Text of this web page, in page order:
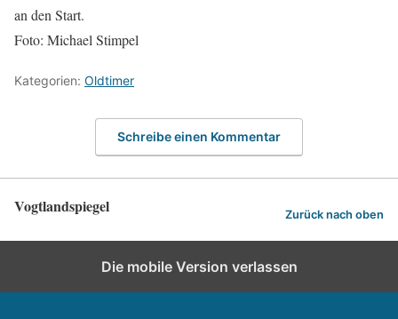
an den Start.
Foto: Michael Stimpel
Kategorien: Oldtimer
Schreibe einen Kommentar
Vogtlandspiegel Zurück nach oben
Die mobile Version verlassen